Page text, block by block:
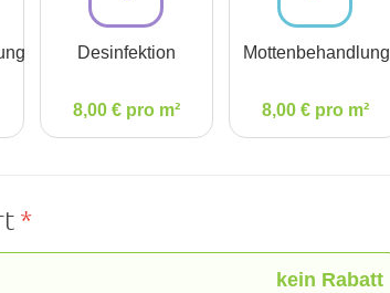
Desinfektion
8,00 € pro m²
Mottenbehandlung
8,00 € pro m²
*
kein Rabatt